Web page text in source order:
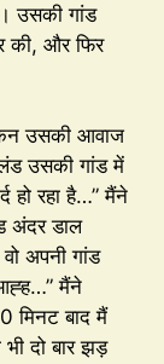
उसकी गांड
की, और फिर
उसकी आवाज
उसकी गांड में
रहा है…” मैंने
अंदर डाल
अपनी गांड
मैंने
मिनट बाद मैं
दो बार झड़